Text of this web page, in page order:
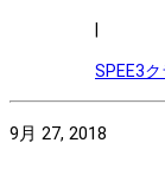
|
SPEE3
9月 27, 2018